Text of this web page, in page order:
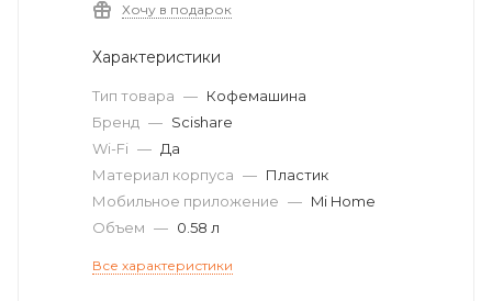
Хочу в подарок
Характеристики
Тип товара — Кофемашина
Бренд — Scishare
Wi-Fi — Да
Материал корпуса — Пластик
Мобильное приложение — Mi Home
Объем — 0.58 л
Все характеристики